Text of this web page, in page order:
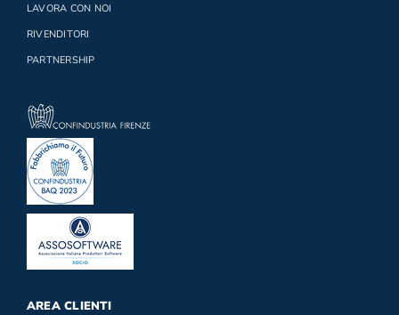
LAVORA CON NOI
RIVENDITORI
PARTNERSHIP
AREA CLIENTI